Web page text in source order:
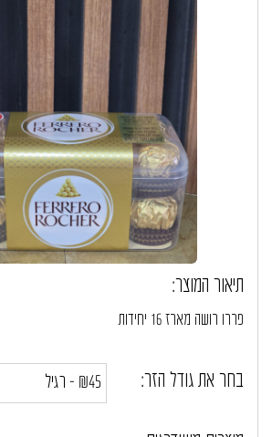
תיאור המוצר:
פררו רושה מארז 16 יחידות
בחר את גודל הזר: